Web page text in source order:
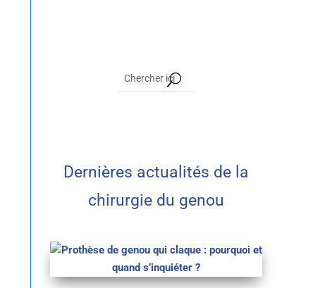
Dernières actualités de la
chirurgie du genou